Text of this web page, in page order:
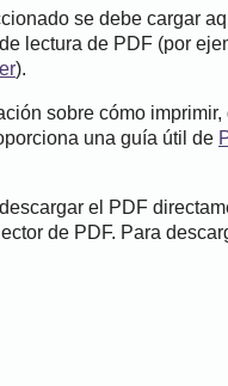
se debe cargar
lectura de PDF (por
).
sobre cómo
una guía útil de
el PDF
de PDF. Para